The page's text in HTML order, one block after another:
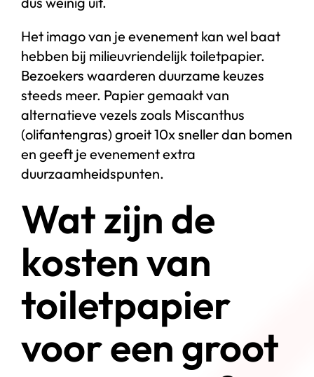
Het imago van je evenement kan wel baat
hebben bij milieuvriendelijk toiletpapier.
Bezoekers waarderen duurzame keuzes
steeds meer. Papier gemaakt van
alternatieve vezels zoals Miscanthus
(olifantengras) groeit 10x sneller dan bomen
en geeft je evenement extra
duurzaamheidspunten.
Wat zijn de
kosten van
toiletpapier
voor een groot